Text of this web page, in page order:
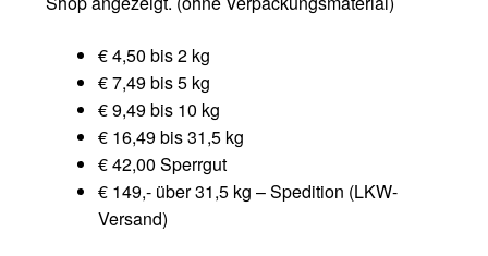
€ 4,50 bis 2 kg
€ 7,49 bis 5 kg
€ 9,49 bis 10 kg
€ 16,49 bis 31,5 kg
€ 42,00 Sperrgut
€ 149,- über 31,5 kg – Spedition (LKW-
Versand)